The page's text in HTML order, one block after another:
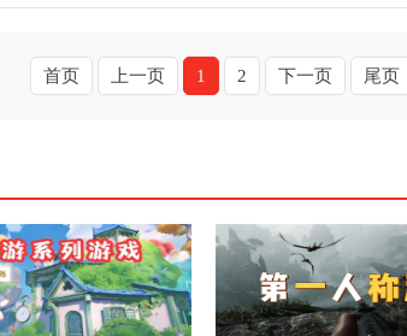
首页 上一页 1 2 下一页 尾页